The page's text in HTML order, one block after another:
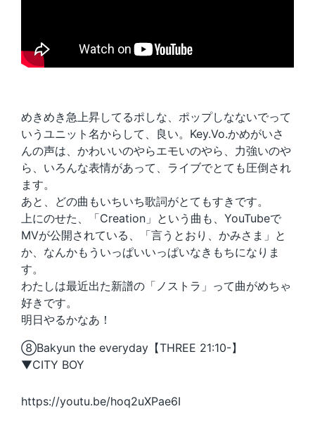
めきめき急上昇してるポしな、ポップしなないでって
いうユニット名からして、良い。Key.Vo.かめがいさ
んの声は、かわいいのやらエモいのやら、力強いのや
ら、いろんな表情があって、ライブでとても圧倒され
ます。
あと、どの曲もいちいち歌詞がとてもすきです。
上にのせた、「Creation」という曲も、YouTubeで
MVが公開されている、「言うとおり、かみさま」と
か、なんかもういっぱいいっぱいなきもちになりま
す。
わたしは最近出た新譜の「ノストラ」って曲がめちゃ
好きです。
明日やるかなあ！
⑧Bakyun the everyday【THREE 21:10-】
▼CITY BOY
https://youtu.be/hoq2uXPae6I